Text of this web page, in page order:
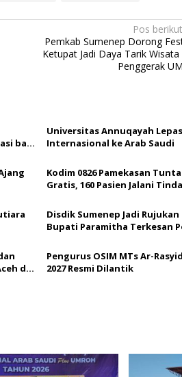
Pos
Pemkab Sumenep Dorong
Ketupat Jadi Daya Tarik Wisata
Penggerak
bagi
Universitas Annuqayah Lepas
Internasional ke Arab Saudi
Kodim 0826 Pamekasan
Gratis, 160 Pasien Jalani
Disdik Sumenep Jadi
Bupati Paramitha Terkesan
di
Pengurus OSIM MTs Ar-
2027 Resmi Dilantik